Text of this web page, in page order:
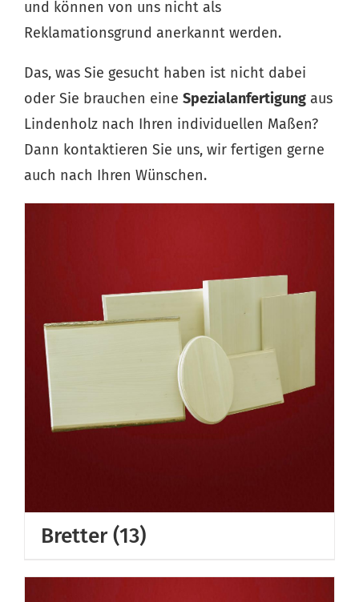
und können von uns nicht als
Reklamationsgrund anerkannt werden.
Das, was Sie gesucht haben ist nicht dabei
oder Sie brauchen eine Spezialanfertigung aus
Lindenholz nach Ihren individuellen Maßen?
Dann kontaktieren Sie uns, wir fertigen gerne
auch nach Ihren Wünschen.
Bretter(13)